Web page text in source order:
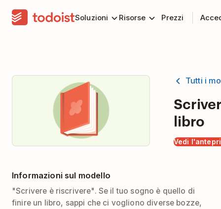
Soluzioni Risorse Prezzi
Tutti i
libro
Vedi
Informazioni sul modello
"Scrivere è riscrivere". Se il tuo sogno è quello di
finire un libro, sappi che ci vogliono diverse bozze,